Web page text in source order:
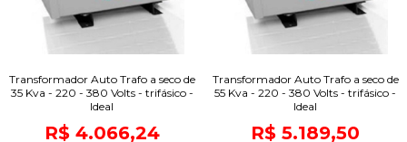
Transformador Auto Trafo a seco de
35 Kva - 220 - 380 Volts - trifásico -
Ideal
R$ 4.066,24
Transformador Auto Trafo a seco de
55 Kva - 220 - 380 Volts - trifásico -
Ideal
R$ 5.189,50